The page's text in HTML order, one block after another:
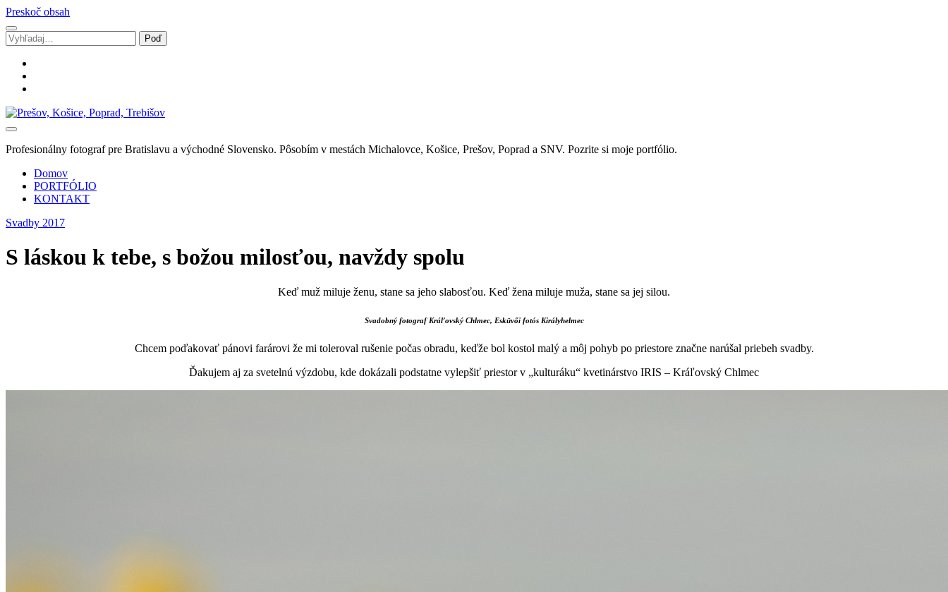
Preskoč obsah
Vyhľadávanie
Svadobný
fotograf
Zalibera
Spišská
Nová
Profesionálny fotograf pre Bratislavu a východné Slovensko. Pôsobím v mestách Michalovce, Košice, Prešov, Poprad a SNV. Pozrite si moje portfólio.
Domov
PORTFÓLIO
KONTAKT
Svadby 2017
S láskou k tebe, s božou milosťou, navždy spolu
Keď muž miluje ženu, stane sa jeho slabosťou. Keď žena miluje muža, stane sa jej silou.
Svadobný fotograf Kráľovský Chlmec, Esküvői fotós Királyhelmec
Chcem poďakovať pánovi farárovi že mi toleroval rušenie počas obradu, keďže bol kostol malý a môj pohyb po priestore značne narúšal priebeh svadby.
Ďakujem aj za svetelnú výzdobu, kde dokázali podstatne vylepšiť priestor v „kulturáku“ kvetinárstvo IRIS – Kráľovský Chlmec